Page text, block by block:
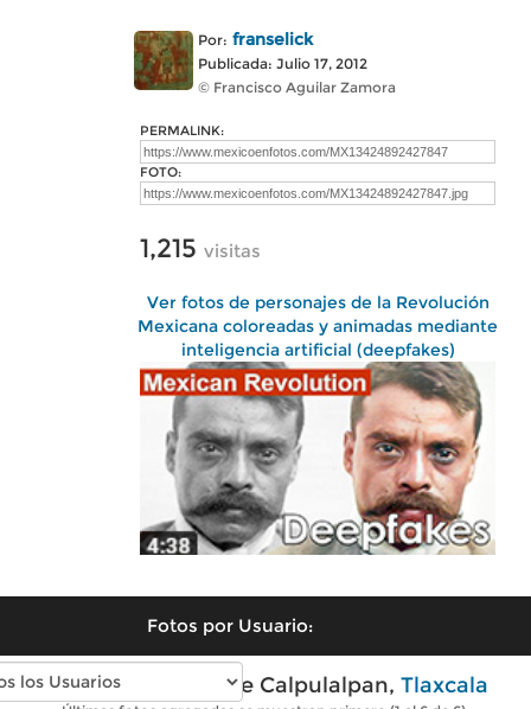
Por: franselick
Publicada: Julio 17, 2012
© Francisco Aguilar Zamora
PERMALINK:
FOTO:
1,215 visitas
Ver fotos de personajes de la Revolución
Mexicana coloreadas y animadas mediante
inteligencia artificial (deepfakes)
Fotos por Usuario:
Fotos modernas de Calpulalpan, Tlaxcala